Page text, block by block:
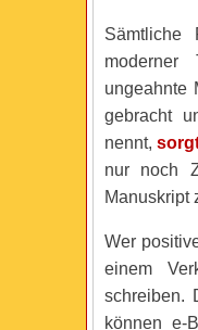
Sämtliche
moderner
ungeahnte
gebracht
nennt,
nur noch
Manuskript
Wer
einem
schreiben.
können e-